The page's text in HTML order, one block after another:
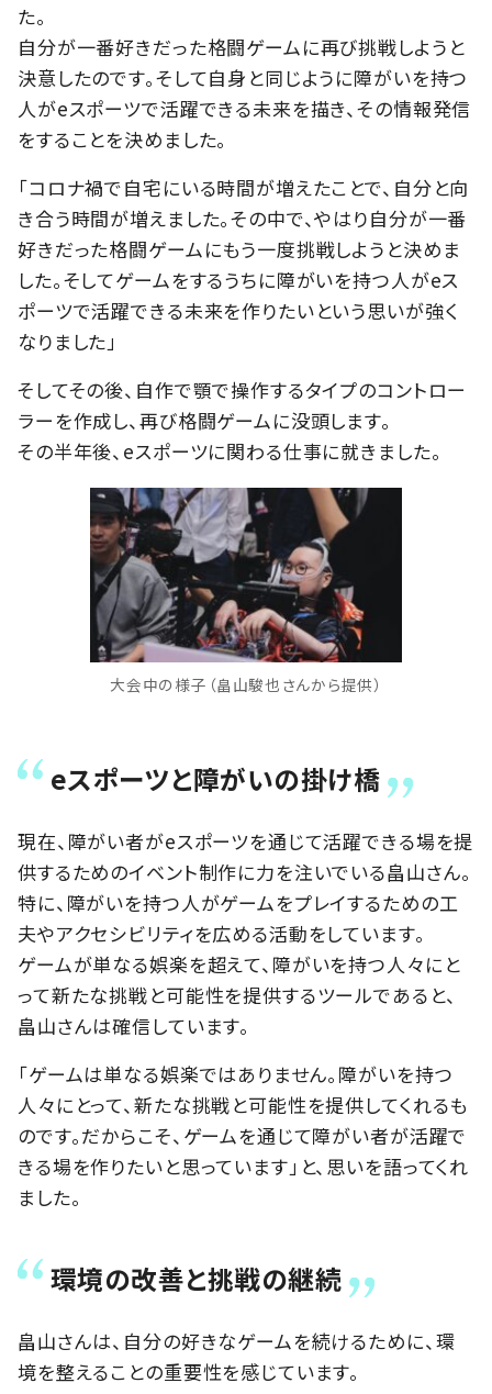
た。
自分が一番好きだった格闘ゲームに再び挑戦しようと
決意したのです。そして自身と同じように障がいを持つ
人がeスポーツで活躍できる未来を描き、その情報発信
をすることを決めました。
「コロナ禍で自宅にいる時間が増えたことで、自分と向
き合う時間が増えました。その中で、やはり自分が一番
好きだった格闘ゲームにもう一度挑戦しようと決めま
した。そしてゲームをするうちに障がいを持つ人がeス
ポーツで活躍できる未来を作りたいという思いが強く
なりました」
そしてその後、自作で顎で操作するタイプのコントロー
ラーを作成し、再び格闘ゲームに没頭します。
その半年後、eスポーツに関わる仕事に就きました。
大会中の様子（畠山駿也さんから提供）
eスポーツと障がいの掛け橋
現在、障がい者がeスポーツを通じて活躍できる場を提
供するためのイベント制作に力を注いでいる畠山さん。
特に、障がいを持つ人がゲームをプレイするための工
夫やアクセシビリティを広める活動をしています。
ゲームが単なる娯楽を超えて、障がいを持つ人々にと
って新たな挑戦と可能性を提供するツールであると、
畠山さんは確信しています。
「ゲームは単なる娯楽ではありません。障がいを持つ
人々にとって、新たな挑戦と可能性を提供してくれるも
のです。だからこそ、ゲームを通じて障がい者が活躍で
きる場を作りたいと思っています」と、思いを語ってくれ
ました。
環境の改善と挑戦の継続
畠山さんは、自分の好きなゲームを続けるために、環
境を整えることの重要性を感じています。